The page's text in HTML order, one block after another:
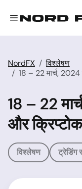
NordFX
विश्लेषण
18 – 22 मार्च, 2024
18 – 22
और
विश्लेषण ट्रेडिंग